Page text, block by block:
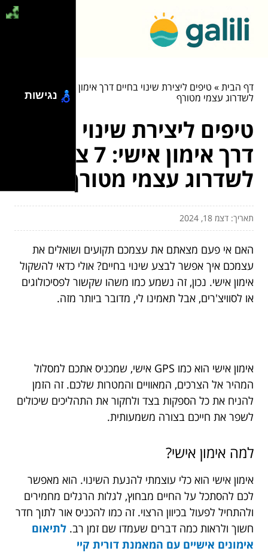
דף הבית»
לשדרוג עצמי מטורף
טיפים ליצירת שינוי בחיים
דרך אימון אישי: 7 צעדים
לשדרוג עצמי מטורף
תאריך: דצמ 18, 2024
האם אי פעם מצאתם את עצמכם תקועים ושואלים את
עצמכם איך אפשר לבצע שינוי בחיים? אולי כדאי להשקול
אימון אישי. נכון, זה נשמע כמו משהו שקשור לפסיכולוגים
או לסוויצ'רים, אבל תאמינו לי, מדובר ביותר מזה.
אימון אישי הוא כמו GPS אישי, שמכניס אתכם למסלול
המהיר אל הצרכים, המאוויים והמטרות שלכם. זה הזמן
להניח את כל הספקות בצד ולחקור את התהליכים שיכולים
לשפר את חייכם בצורה משמעותית.
למה אימון אישי?
אימון אישי הוא כלי עוצמתי להנעת השינוי. הוא מאפשר
לכם להסתכל על החיים מבחוץ, לגלות הרגלים מחמירים
ולהתחיל לפעול בכיוון הרצוי. זה כמו להכניס אור לתוך חדר
חשוך ולראות כמה דברים שעמדו שם זמן רב. לתיאום
אימונים אישיים עם המאמנת דורית קיי
נגישות